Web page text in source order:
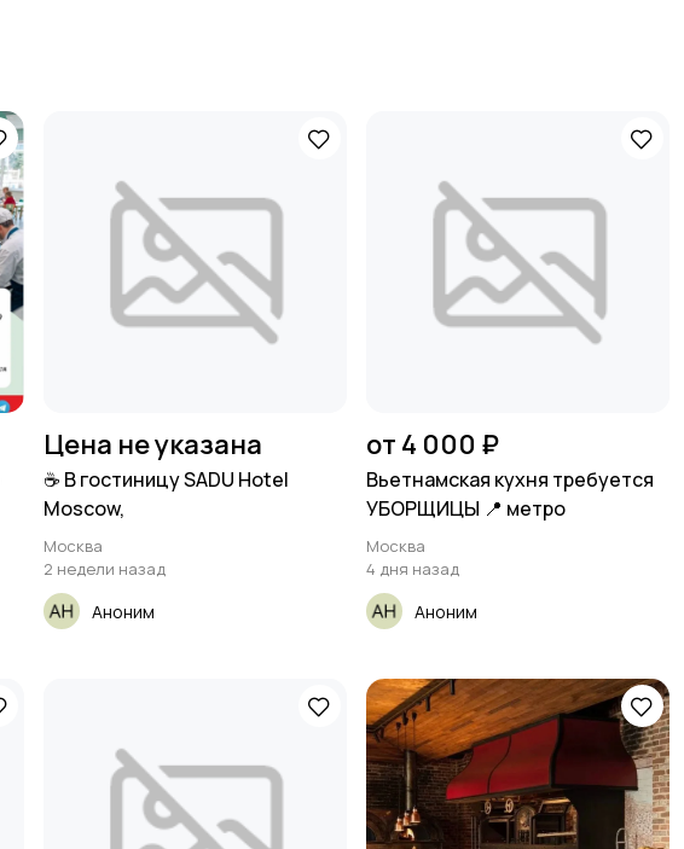
Цена не указана
☕ В гостиницу SADU Hotel
Moscow,
Москва
2 недели назад
Аноним
от 4 000 ₽
Вьетнамская кухня требуется
УБОРЩИЦЫ 📍 метро
Москва
4 дня назад
Аноним